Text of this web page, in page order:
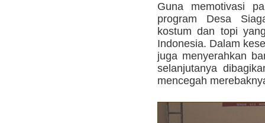
Guna memotivasi
program Desa
kostum dan topi
Indonesia. Dalam
juga menyerahkan
selanjutanya
mencegah